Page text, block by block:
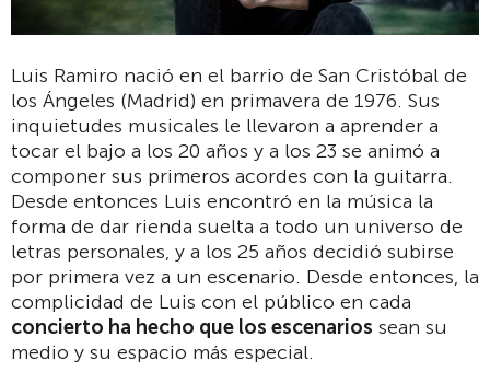
Luis Ramiro nació en el barrio de San Cristóbal de
los Ángeles (Madrid) en primavera de 1976. Sus
inquietudes musicales le llevaron a aprender a
tocar el bajo a los 20 años y a los 23 se animó a
componer sus primeros acordes con la guitarra.
Desde entonces Luis encontró en la música la
forma de dar rienda suelta a todo un universo de
letras personales, y a los 25 años decidió subirse
por primera vez a un escenario. Desde entonces, la
complicidad de Luis con el público en cada
concierto ha hecho que los escenarios sean su
medio y su espacio más especial.